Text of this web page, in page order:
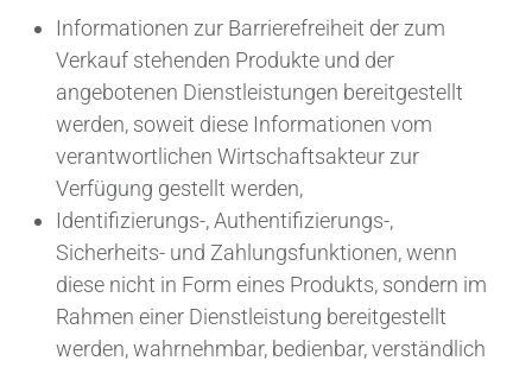
Informationen zur Barrierefreiheit der zum
Verkauf stehenden Produkte und der
angebotenen Dienstleistungen bereitgestellt
werden, soweit diese Informationen vom
verantwortlichen Wirtschaftsakteur zur
Verfügung gestellt werden,
Identifizierungs-, Authentifizierungs-,
Sicherheits- und Zahlungsfunktionen, wenn
diese nicht in Form eines Produkts, sondern im
Rahmen einer Dienstleistung bereitgestellt
werden, wahrnehmbar, bedienbar, verständlich